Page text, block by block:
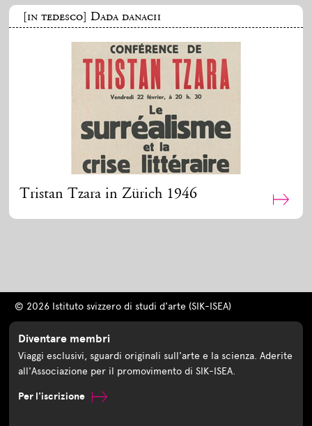
[in tedesco] Dada danach
Tristan Tzara in Zürich 1946
© 2026 Istituto svizzero di studi d'arte (SIK-ISEA)
Diventare membri
Viaggi esclusivi, sguardi originali sull'arte e la scienza. Aderite
all'Associazione per il promovimento di SIK-ISEA.
Per l'iscrizione